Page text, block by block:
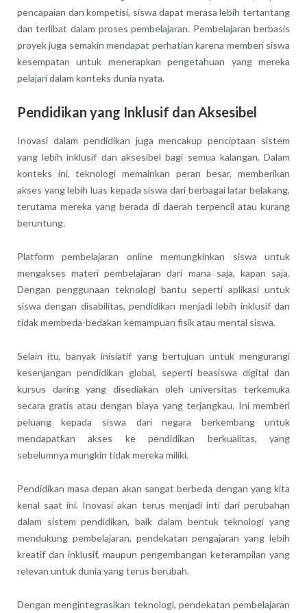
pencapaian dan kompetisi, siswa dapat merasa lebih tertantang
dan terlibat dalam proses pembelajaran. Pembelajaran berbasis
proyek juga semakin mendapat perhatian karena memberi siswa
kesempatan untuk menerapkan pengetahuan yang mereka
pelajari dalam konteks dunia nyata.
Pendidikan yang Inklusif dan Aksesibel
Inovasi dalam pendidikan juga mencakup penciptaan sistem
yang lebih inklusif dan aksesibel bagi semua kalangan. Dalam
konteks ini, teknologi memainkan peran besar, memberikan
akses yang lebih luas kepada siswa dari berbagai latar belakang,
terutama mereka yang berada di daerah terpencil atau kurang
beruntung.
Platform pembelajaran online memungkinkan siswa untuk
mengakses materi pembelajaran dari mana saja, kapan saja.
Dengan penggunaan teknologi bantu seperti aplikasi untuk
siswa dengan disabilitas, pendidikan menjadi lebih inklusif dan
tidak membeda-bedakan kemampuan fisik atau mental siswa.
Selain itu, banyak inisiatif yang bertujuan untuk mengurangi
kesenjangan pendidikan global, seperti beasiswa digital dan
kursus daring yang disediakan oleh universitas terkemuka
secara gratis atau dengan biaya yang terjangkau. Ini memberi
peluang kepada siswa dari negara berkembang untuk
mendapatkan akses ke pendidikan berkualitas, yang
sebelumnya mungkin tidak mereka miliki.
Pendidikan masa depan akan sangat berbeda dengan yang kita
kenal saat ini. Inovasi akan terus menjadi inti dari perubahan
dalam sistem pendidikan, baik dalam bentuk teknologi yang
mendukung pembelajaran, pendekatan pengajaran yang lebih
kreatif dan inklusif, maupun pengembangan keterampilan yang
relevan untuk dunia yang terus berubah.
Dengan mengintegrasikan teknologi, pendekatan pembelajaran